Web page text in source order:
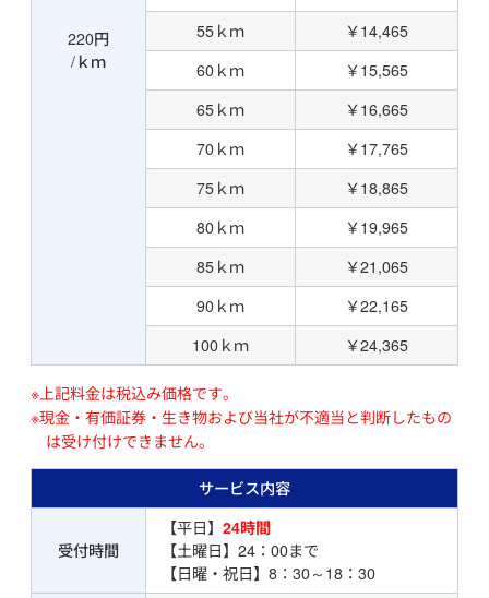
220円
/ｋｍ
55ｋｍ
￥14,465
60ｋｍ
￥15,565
65ｋｍ
￥16,665
70ｋｍ
￥17,765
75ｋｍ
￥18,865
80ｋｍ
￥19,965
85ｋｍ
￥21,065
90ｋｍ
￥22,165
100ｋｍ
￥24,365
※上記料金は税込み価格です。
※現金・有価証券・生き物および当社が不適当と判断したもの
は受け付けできません。
サービス内容
受付時間
【平日】24時間
【土曜日】24：00まで
【日曜・祝日】8：30～18：30